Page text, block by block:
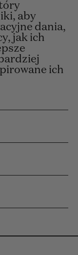
aby
dania,
jak ich
ich